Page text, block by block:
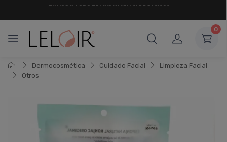
0
Dermocosmética Cuidado Facial
Limpieza Facial
Otros